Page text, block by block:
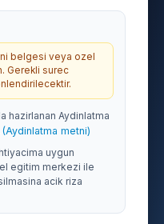
belgesi veya ozel
Gerekli surec
hazirlanan Aydinlatma
(Aydinlatma metni)
uygun
egitim merkezi ile
acik riza